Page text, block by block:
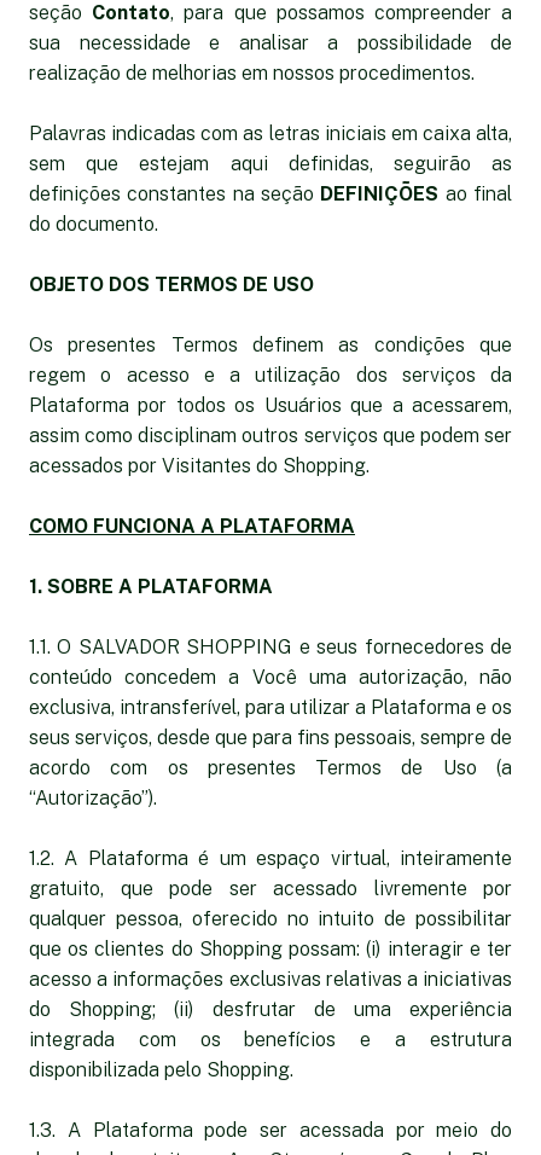
seção Contato, para que possamos compreender a
sua necessidade e analisar a possibilidade de
realização de melhorias em nossos procedimentos.
Palavras indicadas com as letras iniciais em caixa alta,
sem que estejam aqui definidas, seguirão as
definições constantes na seção DEFINIÇÕES ao final
do documento.
OBJETO DOS TERMOS DE USO
Os presentes Termos definem as condições que
regem o acesso e a utilização dos serviços da
Plataforma por todos os Usuários que a acessarem,
assim como disciplinam outros serviços que podem ser
acessados por Visitantes do Shopping.
COMO FUNCIONA A PLATAFORMA
1. SOBRE A PLATAFORMA
1.1. O SALVADOR SHOPPING e seus fornecedores de
conteúdo concedem a Você uma autorização, não
exclusiva, intransferível, para utilizar a Plataforma e os
seus serviços, desde que para fins pessoais, sempre de
acordo com os presentes Termos de Uso (a
“Autorização”).
1.2. A Plataforma é um espaço virtual, inteiramente
gratuito, que pode ser acessado livremente por
qualquer pessoa, oferecido no intuito de possibilitar
que os clientes do Shopping possam: (i) interagir e ter
acesso a informações exclusivas relativas a iniciativas
do Shopping; (ii) desfrutar de uma experiência
integrada com os benefícios e a estrutura
disponibilizada pelo Shopping.
1.3. A Plataforma pode ser acessada por meio do